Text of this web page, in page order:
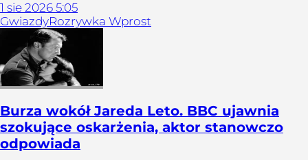
1 sie 2026 5:05
GwiazdyRozrywka Wprost
Burza wokół Jareda Leto. BBC ujawnia
szokujące oskarżenia, aktor stanowczo
odpowiada